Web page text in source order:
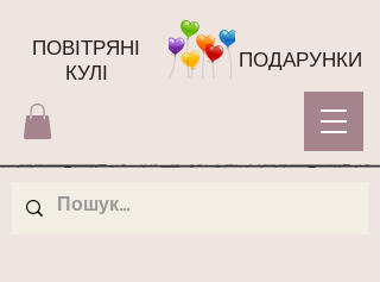
ПОВІТРЯНІ
КУЛІ
ПОДАРУНКИ